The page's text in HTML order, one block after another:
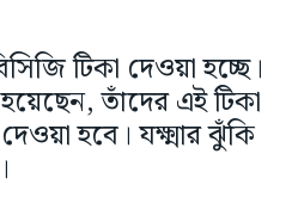
টিকা দেওয়া হচ্ছে।‌
তাঁদের এই টিকা
হবে।‌ যক্ষ্মার ঝুঁকি